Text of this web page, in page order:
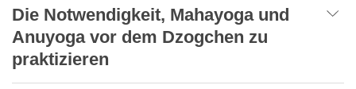
Die Notwendigkeit, Mahayoga und
Anuyoga vor dem Dzogchen zu
praktizieren